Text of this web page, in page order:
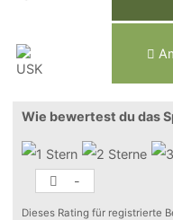
Wie bewertest du das
-
Dieses Rating für registrierte